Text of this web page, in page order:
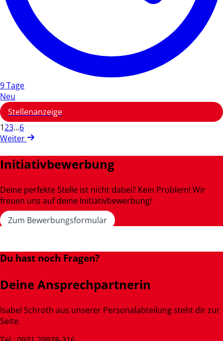
9 Tage
Neu
Stellenanzeige
123...6
Weiter
Initiativbewerbung
Deine perfekte Stelle ist nicht dabei? Kein Problem! Wir
freuen uns auf deine Initiativbewerbung!
Zum Bewerbungsformular
Du hast noch Fragen?
Deine Ansprechpartnerin
Isabel Schroth aus unserer Personalabteilung steht dir zur
Seite.